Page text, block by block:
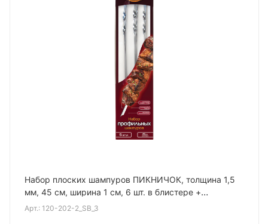
Набор плоских шампуров ПИКНИЧОК, толщина 1,5
мм, 45 см, ширина 1 см, 6 шт. в блистере +
картонная упаковка
Арт.: 120-202-2_SB_3